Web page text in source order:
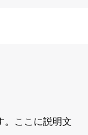
。ここに説明文